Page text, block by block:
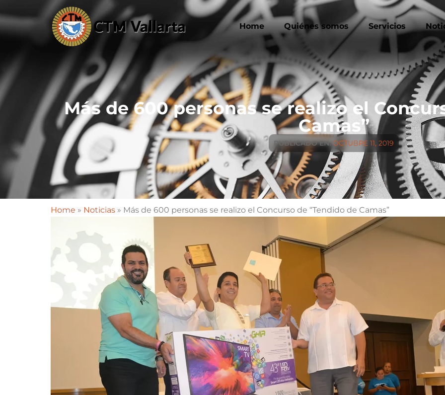
Home Quiénes somos Servicios
Más de 600 personas se realizo el
Camas”
PUBLICADO EN: OCTUBRE 11, 2019
Home » Noticias » Más de 600 personas se realizo el Concurso de “Tendido de Camas”